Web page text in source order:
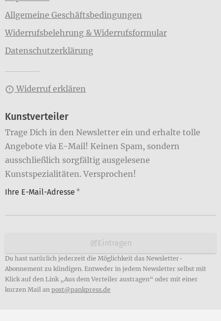
Allgemeine Geschäftsbedingungen
Widerrufsbelehrung & Widerrufsformular
Datenschutzerklärung
Widerruf erklären
Kunstverteiler
Trage Dich in den Newsletter ein und erhalte tolle
Angebote via E-Mail! Keinen Spam, sondern
ausschließlich sorgfältig ausgelesene
Kunstspezialitäten. Versprochen!
Ihre E-Mail-Adresse *
Eintragen
Du hast natürlich jederzeit die Möglichkeit das Newsletter-
Abonnement zu kündigen. Entweder in jedem Newsletter selbst mit
Klick auf den Link „Aus dem Verteiler austragen“ oder mit einer
kurzen Mail an post@pankpress.de